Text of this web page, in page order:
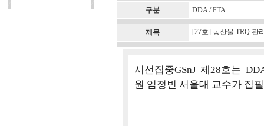
구분 DDA / FTA
제목 [27호] 농산물 TRQ 관
시선집중GSnJ 제28호는
원 임정빈 서울대 교수가 집